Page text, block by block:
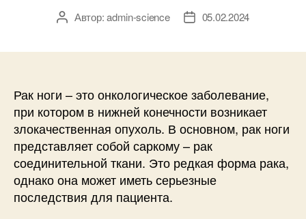
АвторАвтор:admin-science
Дата05.02.2024
Рак ноги – это онкологическое заболевание,
при котором в нижней конечности возникает
злокачественная опухоль. В основном, рак ноги
представляет собой саркому – рак
соединительной ткани. Это редкая форма рака,
однако она может иметь серьезные
последствия для пациента.